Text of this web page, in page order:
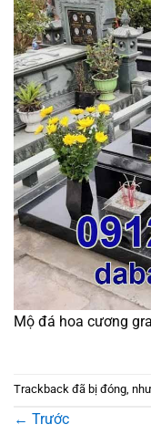
Mộ đá hoa cương
Trackback đã bị đóng,
← Trước